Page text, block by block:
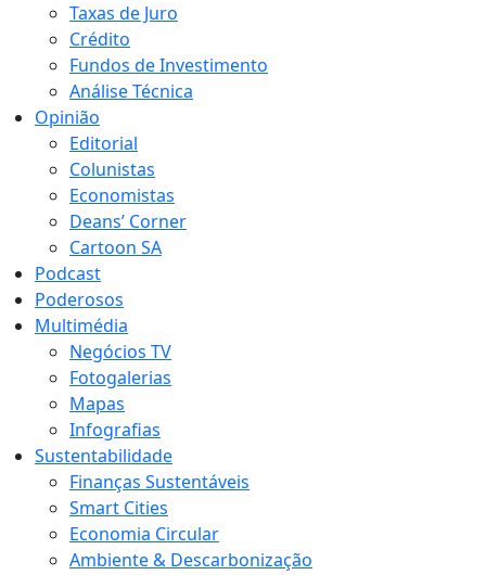
Taxas de Juro
Crédito
Fundos de Investimento
Análise Técnica
Opinião
Editorial
Colunistas
Economistas
Deans’ Corner
Cartoon SA
Podcast
Poderosos
Multimédia
Negócios TV
Fotogalerias
Mapas
Infografias
Sustentabilidade
Finanças Sustentáveis
Smart Cities
Economia Circular
Ambiente & Descarbonização